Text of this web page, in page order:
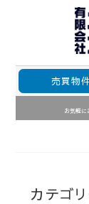
売買物
お気軽
カテゴ